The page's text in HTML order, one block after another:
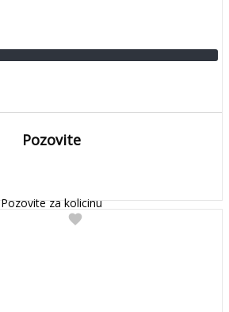
Pozovite
Pozovite za kolicinu
favorite